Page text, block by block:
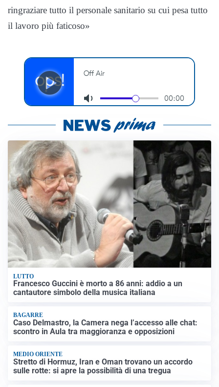
ringraziare tutto il personale sanitario su cui pesa tutto
il lavoro più faticoso»
LUTTO
Francesco Guccini è morto a 86 anni: addio a un
cantautore simbolo della musica italiana
BAGARRE
Caso Delmastro, la Camera nega l’accesso alle chat:
scontro in Aula tra maggioranza e opposizioni
MEDIO ORIENTE
Stretto di Hormuz, Iran e Oman trovano un accordo
sulle rotte: si apre la possibilità di una tregua